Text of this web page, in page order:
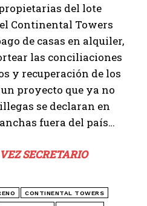
del lote
Continental Towers
de casas en alquiler,
las conciliaciones
y recuperación de los
proyecto que ya no
se declaran en
fuera del país…
SECRETARIO
CONTINENTAL TOWERS